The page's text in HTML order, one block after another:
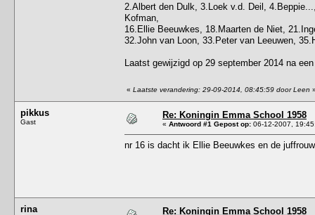
2.Albert den Dulk, 3.Loek v.d. Deil,
Kofman,
16.Ellie Beeuwkes, 18.Maarten de Niet,
32.John van Loon, 33.Peter van Leeuwen,
Laatst gewijzigd op 29 september 2014 na
« Laatste verandering: 29-09-2014, 08:45:59 door Leen
pikkus
Gast
Re: Koningin Emma School 1958
« Antwoord #1 Gepost op: 06-12-2007,
nr 16 is dacht ik Ellie Beeuwkes en de
rina Re: Koningin Emma School 1958